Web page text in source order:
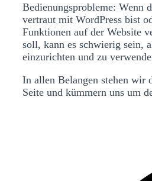
Bedienungsprobleme: Wenn
vertraut mit WordPress bist
Funktionen auf der Website
soll, kann es schwierig sein,
einzurichten und zu
In allen Belangen stehen wir
Seite und kümmern uns um